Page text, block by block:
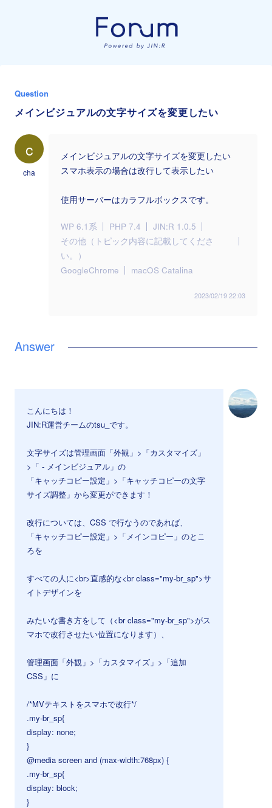
Question
メインビジュアルの文字サイズを変更したい
c
cha
メインビジュアルの文字サイズを変更したい
スマホ表示の場合は改行して表示したい
使用サーバーはカラフルボックスです。
WP 6.1系 PHP 7.4
JIN:R 1.0.5
その他（トピック内容に記載してくださ
い。）
GoogleChrome
macOS Catalina
2023/02/19 22:03
こんにちは！
JIN:R運営チームのtsu_です。
文字サイズは管理画面「外観」>「カスタマイズ」
>「 - メインビジュアル」の
「キャッチコピー設定」>「キャッチコピーの文字
サイズ調整」から変更ができます！
改行については、CSS で行なうのであれば、
「キャッチコピー設定」>「メインコピー」のとこ
ろを
すべての人に<br>直感的な<br class="my-br_sp">サ
イトデザインを
みたいな書き方をして（<br class="my-br_sp">がス
マホで改行させたい位置になります）、
管理画面「外観」>「カスタマイズ」>「追加
CSS」に
/*MVテキストをスマホで改行*/
.my-br_sp{
display: none;
}
@media screen and (max-width:768px) {
.my-br_sp{
display: block;
}